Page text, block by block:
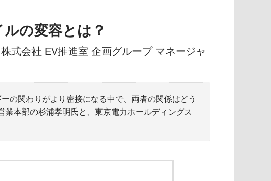
の変容とは？
式会社 EV推進室 企画グループ マネージャ
の関わりがより密接になる中で、両者の関係はどう
本部の杉浦孝明氏と、東京電力ホールディングス